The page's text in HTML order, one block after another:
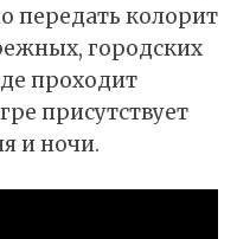
передать колорит
городских
проходит
присутствует
и ночи.